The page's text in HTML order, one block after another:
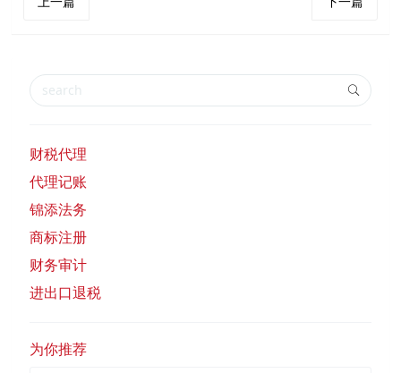
财税代理
代理记账
锦添法务
商标注册
财务审计
进出口退税
为你推荐